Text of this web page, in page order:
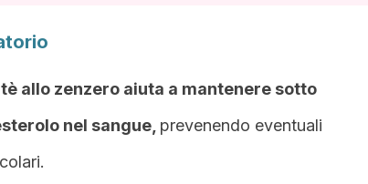
allo zenzero aiuta a mantenere sotto
nel sangue, prevenendo eventuali